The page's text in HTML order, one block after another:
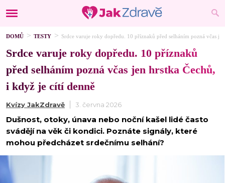
DOMŮ TESTY Srdce varuje roky dopředu. 10 příznaků před selháním pozná včas
Srdce varuje roky dopředu. 10 příznaků
před selháním pozná včas jen hrstka Čechů,
i když je cítí denně
Kvízy JakZdravě 3. června 2026
Dušnost, otoky, únava nebo noční kašel lidé často
svádějí na věk či kondici. Poznáte signály, které
mohou předcházet srdečnímu selhání?